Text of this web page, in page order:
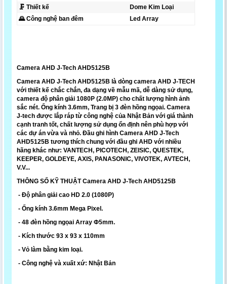
🗜️ Thiết kế
Dome Kim Loại
🌄 Công nghệ ban đêm
Led Array
Camera AHD J-Tech AHD5125B
Camera AHD J-Tech AHD5125B là dòng camera AHD J-TECH
với thiết kế chắc chắn, đa dạng về mẫu mã, dễ dàng sử dụng,
camera độ phân giải 1080P (2.0MP) cho chất lượng hình ảnh
sắc nét. Ống kính 3.6mm, Trang bị 3 đèn hồng ngọai. Camera
J-tech được lắp ráp từ công nghệ của Nhật Bản với giá thành
cạnh tranh tốt, chất lượng sử dụng ổn định nên phù hợp với
các dự án vừa và nhỏ. Đầu ghi hình Camera AHD J-Tech
AHD5125B tương thích chung với đầu ghi AHD với nhiều
hãng khác như: VANTECH, PICOTECH, ZEISIC, QUESTEK,
KEEPER, GOLDEYE, AXIS, PANASONIC, VIVOTEK, AVTECH,
V.V...
THÔNG SỐ KỸ THUẬT Camera AHD J-Tech AHD5125B
- Độ phân giải cao HD 2.0 (1080P)
- Ống kính 3.6mm Mega Pixel.
- 48 đèn hồng ngọai Array Φ5mm.
- Kích thước 93 x 93 x 110mm
- Vỏ làm bằng kim loại.
- Công nghệ và xuất xứ: Nhật Bản